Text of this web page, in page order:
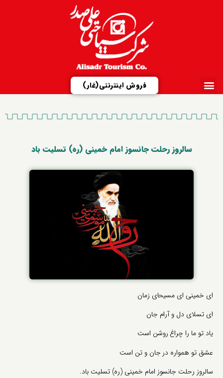
فروش اینترنتی(غار)
ای خمینی ای مسیحای زمان
ای تسلای دل و آرام جان
یاد تو ما را چراغ روشن است
عشق تو همواره در جان و تن است
سالروز رحلت جانسوز امام خمینی (ره) تسلیت باد.
سالروز رحلت جانسوز امام خمینی (ره) تسلیت باد